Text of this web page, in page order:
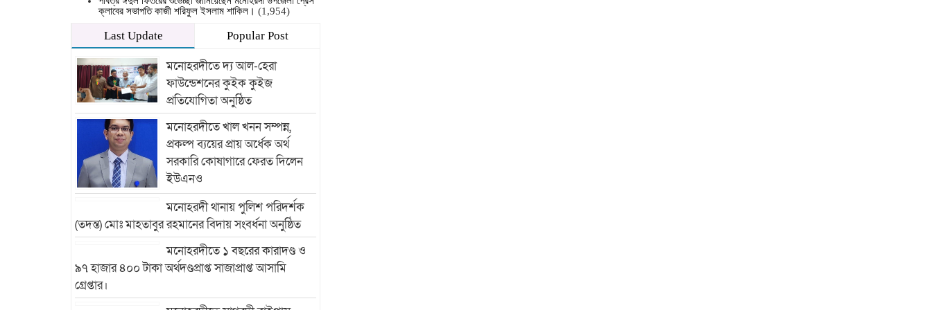
ক্লাবের সভাপতি কাজী শরিফুল ইসলাম শাকিল। (1,954)
Last Update Popular Post
মনোহরদীতে দ্য আল-হেরা
ফাউন্ডেশনের কুইক কুইজ
প্রতিযোগিতা অনুষ্ঠিত
মনোহরদীতে খাল খনন সম্পন্ন,
প্রকল্প ব্যয়ের প্রায় অর্ধেক অর্থ
সরকারি কোষাগারে ফেরত দিলেন
ইউএনও
মনোহরদী থানায় পুলিশ পরিদর্শক
(তদন্ত) মোঃ মাহতাবুর রহমানের বিদায় সংবর্ধনা অনুষ্ঠিত
মনোহরদীতে ১ বছরের কারাদণ্ড ও
৯৭ হাজার ৪০০ টাকা অর্থদণ্ডপ্রাপ্ত সাজাপ্রাপ্ত আসামি
গ্রেপ্তার।